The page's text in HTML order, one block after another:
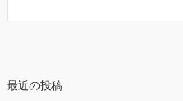
最近の投稿